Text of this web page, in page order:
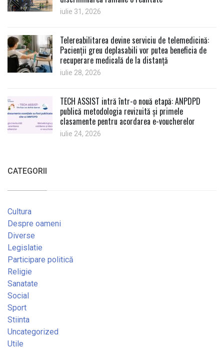
iulie 31, 2026
Telereabilitarea devine serviciu de telemedicină:
Pacienții greu deplasabili vor putea beneficia de
recuperare medicală de la distanță
iulie 28, 2026
TECH ASSIST intră într-o nouă etapă: ANPDPD
publică metodologia revizuită și primele
clasamente pentru acordarea e-voucherelor
iulie 24, 2026
CATEGORII
Cultura
Despre oameni
Diverse
Legislatie
Participare politică
Religie
Sanatate
Social
Sport
Stiinta
Uncategorized
Utile